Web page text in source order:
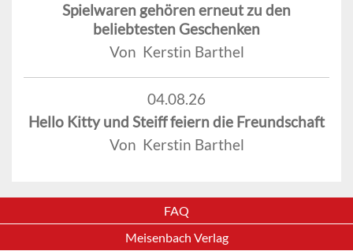
Spielwaren gehören erneut zu den
beliebtesten Geschenken
Von Kerstin Barthel
04.08.26
Hello Kitty und Steiff feiern die Freundschaft
Von Kerstin Barthel
FAQ
Meisenbach Verlag